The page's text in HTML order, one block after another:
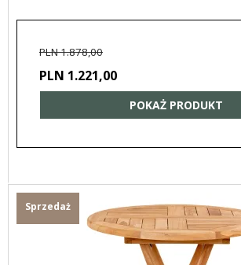
PLN 1.878,00
PLN 1.221,00
POKAŻ PRODUKT
Sprzedaż